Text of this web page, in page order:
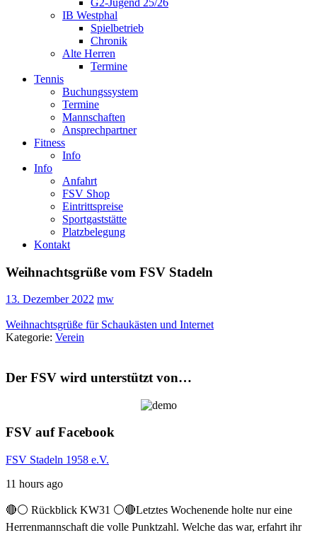
IB Westphal
Spielbetrieb
Chronik
Alte Herren
Termine
Tennis
Buchungssystem
Termine
Mannschaften
Ansprechpartner
Fitness
Info
Info
Anfahrt
FSV Shop
Eintrittspreise
Sportgaststätte
Platzbelegung
Kontakt
Weihnachtsgrüße vom FSV Stadeln
13. Dezember 2022 mw
Weihnachtsgrüße für Schaukästen und Internet
Kategorie: Verein
Der FSV wird unterstützt von…
FSV auf Facebook
FSV Stadeln 1958 e.V.
11 hours ago
🔴⚪ Rückblick KW31 ⚪️🔴Letztes Wochenende holte nur eine
Herrenmannschaft die volle Punktzahl. Welche das war, erfahrt ihr